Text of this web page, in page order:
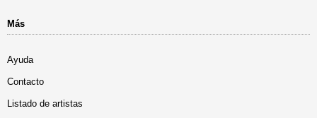
Más
Ayuda
Contacto
Listado de artistas